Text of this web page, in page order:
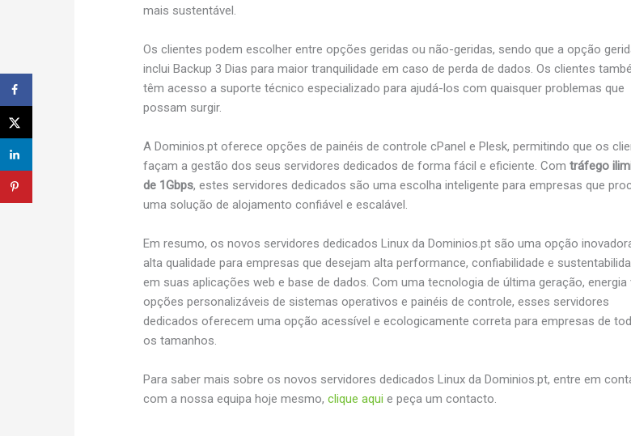
mais sustentável.
Os clientes podem escolher entre opções geridas ou não-geridas, sendo que a opção
inclui Backup 3 Dias para maior tranquilidade em caso de perda de dados. Os clientes
têm acesso a suporte técnico especializado para ajudá-los com quaisquer problemas que
possam surgir.
A Dominios.pt oferece opções de painéis de controle cPanel e Plesk, permitindo que os
façam a gestão dos seus servidores dedicados de forma fácil e eficiente. Comtráfego
de 1Gbps, estes servidores dedicados são uma escolha inteligente para empresas que
uma solução de alojamento confiável e escalável.
Em resumo, os novos servidores dedicados Linux da Dominios.pt são uma opção
alta qualidade para empresas que desejam alta performance, confiabilidade e
em suas aplicações web e base de dados. Com uma tecnologia de última geração, energia
opções personalizáveis de sistemas operativos e painéis de controle, esses servidores
dedicados oferecem uma opção acessível e ecologicamente correta para empresas de
os tamanhos.
Para saber mais sobre os novos servidores dedicados Linux da Dominios.pt, entre em
com a nossa equipa hoje mesmo,clique aqui e peça um contacto.